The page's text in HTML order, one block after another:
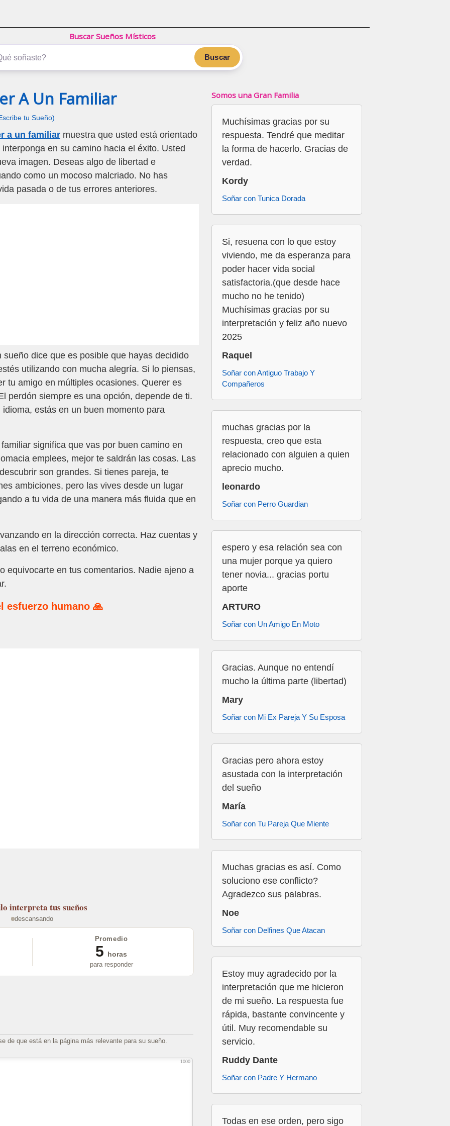
Buscar Sueños Místicos
Buscar
A Un Familiar
tu Sueño)
a un familiar muestra que usted está orientado
en su camino hacia el éxito. Usted
imagen. Deseas algo de libertad e
como un mocoso malcriado. No has
pasada o de tus errores anteriores.
sueño dice que es posible que hayas decidido
utilizando con mucha alegría. Si lo piensas,
tu amigo en múltiples ocasiones. Querer es
perdón siempre es una opción, depende de ti.
estás en un buen momento para
significa que vas por buen camino en
emplees, mejor te saldrán las cosas. Las
son grandes. Si tienes pareja, te
ambiciones, pero las vives desde un lugar
a tu vida de una manera más fluida que en
en la dirección correcta. Haz cuentas y
en el terreno económico.
equivocarte en tus comentarios. Nadie ajeno a
esfuerzo humano 🙏
interpreta tus sueños
descansando
Promedio
5
horas
para responder
de que está en la página más relevante para su sueño.
1000
Somos una Gran Familia
Muchísimas gracias por su
respuesta. Tendré que meditar
la forma de hacerlo. Gracias de
verdad.
Kordy
Soñar con Tunica Dorada
Si, resuena con lo que estoy
viviendo, me da esperanza para
poder hacer vida social
satisfactoria.(que desde hace
mucho no he tenido)
Muchísimas gracias por su
interpretación y feliz año nuevo
2025
Raquel
Soñar con Antiguo Trabajo Y
Compañeros
muchas gracias por la
respuesta, creo que esta
relacionado con alguien a quien
aprecio mucho.
leonardo
Soñar con Perro Guardian
espero y esa relación sea con
una mujer porque ya quiero
tener novia... gracias portu
aporte
ARTURO
Soñar con Un Amigo En Moto
Gracias. Aunque no entendí
mucho la última parte (libertad)
Mary
Soñar con Mi Ex Pareja Y Su Esposa
Gracias pero ahora estoy
asustada con la interpretación
del sueño
María
Soñar con Tu Pareja Que Miente
Muchas gracias es así. Como
soluciono ese conflicto?
Agradezco sus palabras.
Noe
Soñar con Delfines Que Atacan
Estoy muy agradecido por la
interpretación que me hicieron
de mi sueño. La respuesta fue
rápida, bastante convincente y
útil. Muy recomendable su
servicio.
Ruddy Dante
Soñar con Padre Y Hermano
Todas en ese orden, pero sigo